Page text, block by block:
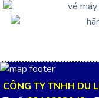
CÔNG TY TNHH DU